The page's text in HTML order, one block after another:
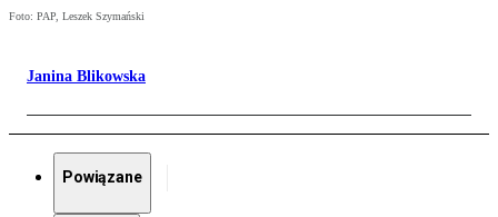
Foto: PAP, Leszek Szymański
Janina Blikowska
Powiązane